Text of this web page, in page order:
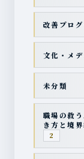
改善プログ
文化・メデ
未分類
職場の救
き方と境
2